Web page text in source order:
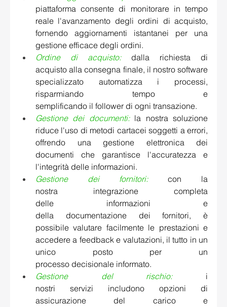
piattaforma consente di monitorare in tempo
reale l'avanzamento degli ordini di acquisto,
fornendo aggiornamenti istantanei per una
gestione efficace degli ordini.
Ordine di acquisto:
dalla richiesta di
acquisto alla consegna finale, il nostro software
specializzato automatizza i processi,
risparmiando tempo e
semplificando il follower di ogni transazione.
Gestione dei documenti: la nostra soluzione
riduce l'uso di metodi cartacei soggetti a errori,
offrendo una gestione elettronica dei
documenti che garantisce l'accuratezza e
l'integrità delle informazioni.
Gestione dei fornitori:
con la
nostra integrazione completa
delle informazioni e
della documentazione dei fornitori, è
possibile valutare facilmente le prestazioni e
accedere a feedback e valutazioni, il tutto in un
unico posto per un
processo decisionale informato.
Gestione del rischio:
i
nostri servizi includono opzioni di
assicurazione del carico e